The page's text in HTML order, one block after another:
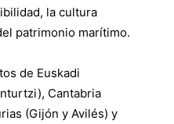
la cultura
patrimonio marítimo.
de Euskadi
Cantabria
(Gijón y Avilés) y